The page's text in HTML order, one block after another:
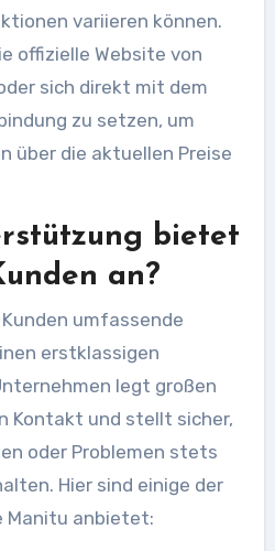
variieren können.
offizielle Website von
sich direkt mit dem
zu setzen, um
über die aktuellen Preise
bietet
an?
umfassende
erstklassigen
legt großen
Kontakt und stellt sicher,
oder Problemen stets
Hier sind einige der
Manitu anbietet: